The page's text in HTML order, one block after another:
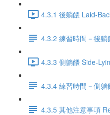
4.3.1 後躺餵 Laid-
4.3.2 練習時間－後
4.3.3 側躺餵 Side-
4.3.4 練習時間－側
4.3.5 其他注意事項